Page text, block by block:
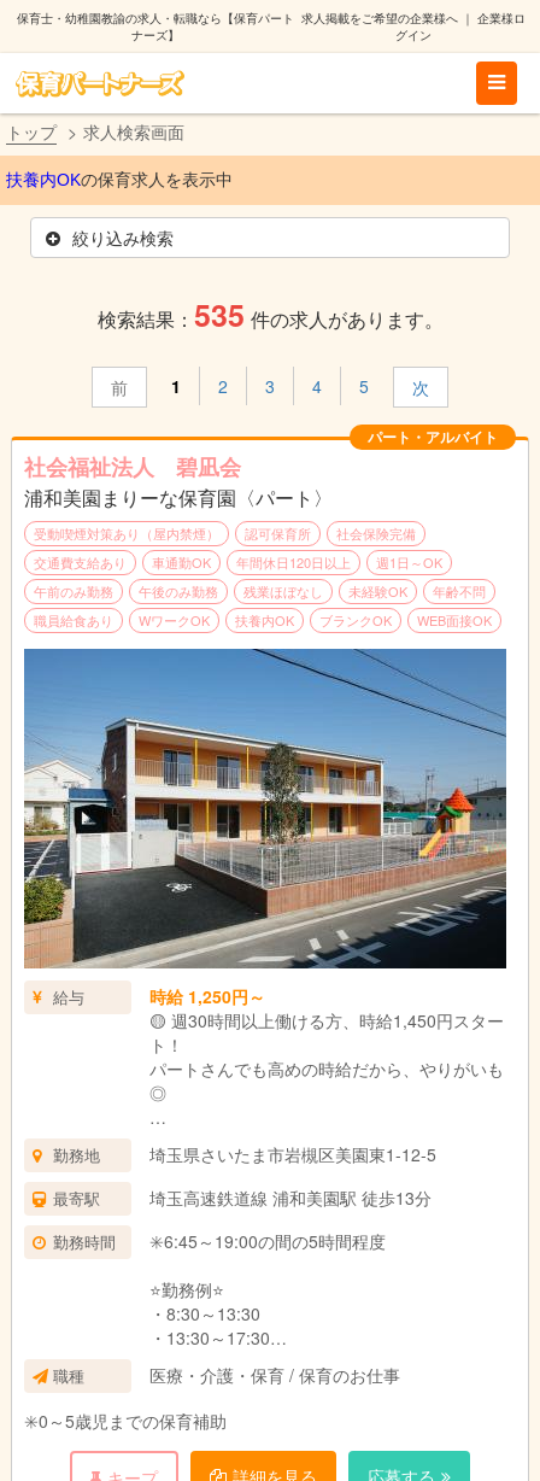
保育士・幼稚園教諭の求人・転職なら【保育パート
ナーズ】
求人掲載をご希望の企業様へ｜ 企業様ロ
グイン
トップ 求人検索画面
扶養内OKの保育求人を表示中
絞り込み検索
検索結果： 535 件の求人があります。
前 1 2 3 4 5 次
パート・アルバイト
社会福祉法人 碧凪会
浦和美園まりーな保育園〈パート〉
受動喫煙対策あり（屋内禁煙） 認可保育所
社会保険完備
交通費支給あり
車通勤OK 年間休日120日以上
週1日～OK
午前のみ勤務
午後のみ勤務 残業ほぼなし 未経験OK
年齢不問
職員給食あり
WワークOK 扶養内OK ブランクOK WEB面接OK
給与
時給 1,250円～
🟡 週30時間以上働ける方、時給1,450円スター
ト！
パートさんでも高めの時給だから、やりがいも
◎
🟡 クラス担当手当あり！
担任業務ができる方には、なんと
👉 月額42,000円の手当支給（フルパート限定）
※詳細はお気軽にお問い合わせくださいね♪
•早番（6:45～8:45） → 1回ごとに＋200円
•遅番（17:00～18:00） → ＋100円
•遅番（17:00～19:00） → ＋200円
勤務地 埼玉県さいたま市岩槻区美園東1-12-5
最寄駅 埼玉高速鉄道線 浦和美園駅 徒歩13分
勤務時間
✳️6:45～19:00の間の5時間程度
⭐️勤務例⭐️
・8:30～13:30
・13:30～17:30
・6:45～10:15
職種
医療・介護・保育 / 保育のお仕事
✳️0～5歳児までの保育補助
詳細を見る 応募する